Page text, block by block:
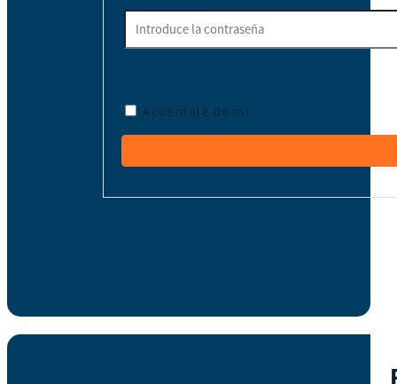
Acuérdate de mí